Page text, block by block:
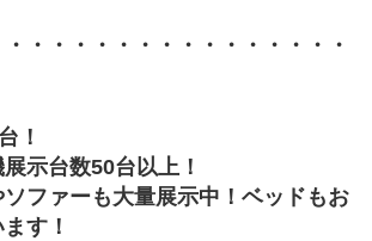
・・・・・・・・・・・・・・・・
！
示台数50台以上！
ファーも大量展示中！ベッドもお
す！